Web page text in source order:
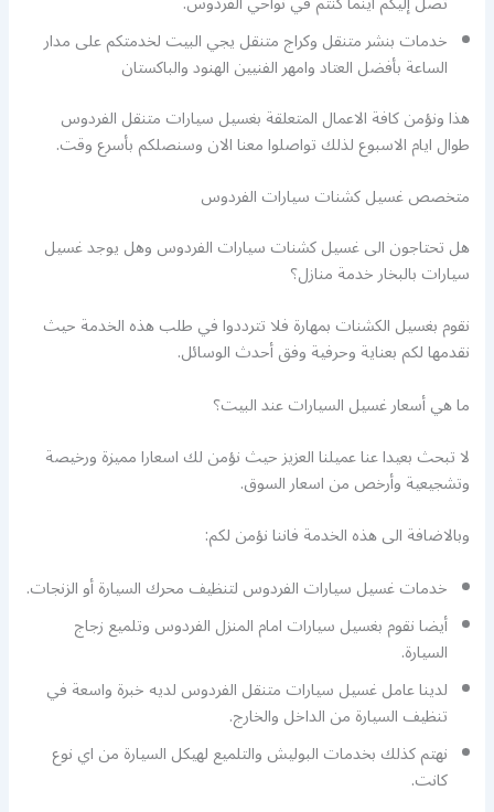
خدمات بنشر متنقل وكراج متنقل يجي البيت لخدمتكم على مدار
الساعة بأفضل العتاد وامهر الفنيين الهنود والباكستان
هذا ونؤمن كافة الاعمال المتعلقة بغسيل سيارات متنقل الفردوس
طوال ايام الاسبوع لذلك تواصلوا معنا الان وسنصلكم بأسرع وقت.
متخصص غسيل كشنات سيارات الفردوس
هل تحتاجون الى غسيل كشنات سيارات الفردوس وهل يوجد غسيل
سيارات بالبخار خدمة منازل؟
نقوم بغسيل الكشنات بمهارة فلا تترددوا في طلب هذه الخدمة حيث
نقدمها لكم بعناية وحرفية وفق أحدث الوسائل.
ما هي أسعار غسيل السيارات عند البيت؟
لا تبحث بعيدا عنا عميلنا العزيز حيث نؤمن لك اسعارا مميزة ورخيصة
وتشجيعية وأرخص من اسعار السوق.
وبالاضافة الى هذه الخدمة فاننا نؤمن لكم:
خدمات غسيل سيارات الفردوس لتنظيف محرك السيارة أو الزنجات.
أيضا نقوم بغسيل سيارات امام المنزل الفردوس وتلميع زجاج
السيارة.
لدينا عامل غسيل سيارات متنقل الفردوس لديه خبرة واسعة في
تنظيف السيارة من الداخل والخارج.
نهتم كذلك بخدمات البوليش والتلميع لهيكل السيارة من اي نوع
كانت.